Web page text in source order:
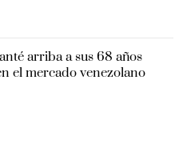
arriba a sus 68 años
el mercado venezolano